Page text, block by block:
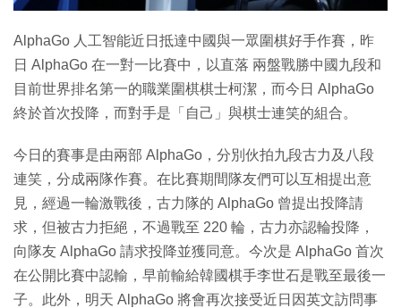
AlphaGo 人工智能近日抵達中國與一眾圍棋好手作賽，昨
日 AlphaGo 在一對一比賽中，以直落 兩盤戰勝中國九段和
目前世界排名第一的職業圍棋棋士柯潔，而今日 AlphaGo
終於首次投降，而對手是「自己」與棋士連笑的組合。
今日的賽事是由兩部 AlphaGo，分別伙拍九段古力及八段
連笑，分成兩隊作賽。在比賽期間隊友們可以互相提出意
見，經過一輪激戰後，古力隊的 AlphaGo 曾提出投降請
求，但被古力拒絕，不過戰至 220 輪，古力亦認輪投降，
向隊友 AlphaGo 請求投降並獲同意。今次是 AlphaGo 首次
在公開比賽中認輸，早前輸給韓國棋手李世石是戰至最後一
子。此外，明天 AlphaGo 將會再次接受近日因英文訪問事